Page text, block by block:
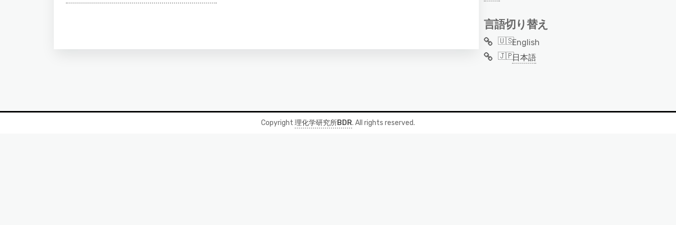
言語切り替え
English
日本語
Copyright 理化学研究所BDR. All rights reserved.